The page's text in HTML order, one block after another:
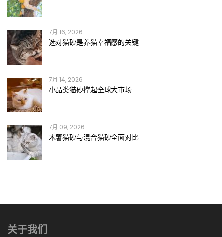
7月 16, 2026
选对猫砂是养猫幸福感的关键
7月 14, 2026
小品类猫砂撑起全球大市场
7月 09, 2026
木薯猫砂与混合猫砂全面对比
关于我们